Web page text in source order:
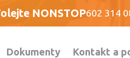
NONSTOP602 314
Dokumenty Kontakt a